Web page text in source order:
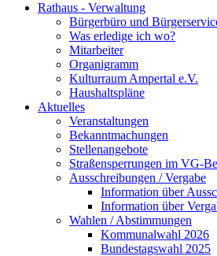
Rathaus - Verwaltung
Bürgerbüro und
Was erledige ich wo?
Mitarbeiter
Organigramm
Kulturraum Ampertal e.V.
Haushaltspläne
Aktuelles
Veranstaltungen
Bekanntmachungen
Stellenangebote
Straßensperrungen im VG-
Ausschreibungen / Vergabe
Information über
Information über
Wahlen / Abstimmungen
Kommunalwahl 2026
Bundestagswahl 2025